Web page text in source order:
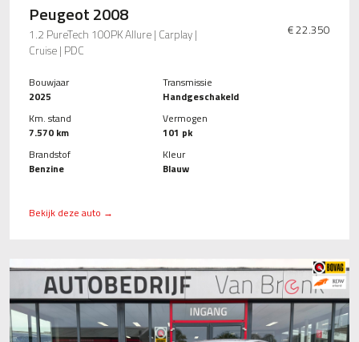
Peugeot 2008
1.2 PureTech 100PK Allure | Carplay |
Cruise | PDC
€ 22.350
Bouwjaar
2025
Km. stand
7.570 km
Brandstof
Benzine
Transmissie
Handgeschakeld
Vermogen
101 pk
Kleur
Blauw
Bekijk deze auto →